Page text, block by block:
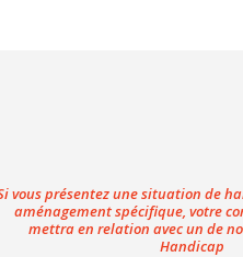
vous présentez une situation de
aménagement spécifique, votre
mettra en relation avec un de
Handicap